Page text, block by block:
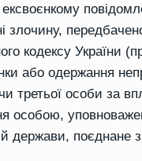
ексвоєнкому
злочину,
кодексу України
або одержання
третьої особи за
особою,
держави, поєднане